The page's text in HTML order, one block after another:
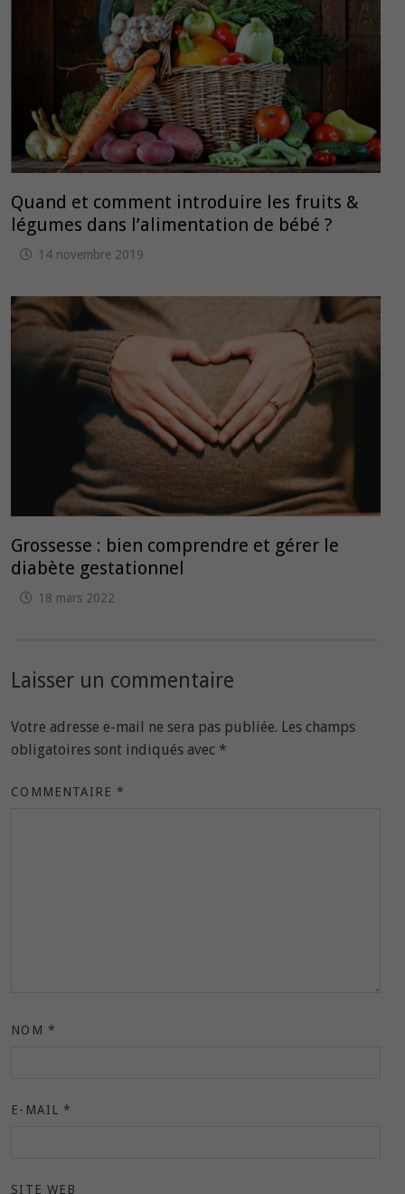
Quand et comment introduire les fruits &
légumes dans l’alimentation de bébé ?
14 novembre 2019
Grossesse : bien comprendre et gérer le
diabète gestationnel
18 mars 2022
Laisser un commentaire
Votre adresse e-mail ne sera pas publiée. Les champs
obligatoires sont indiqués avec *
COMMENTAIRE*
NOM *
E-MAIL *
SITE WEB